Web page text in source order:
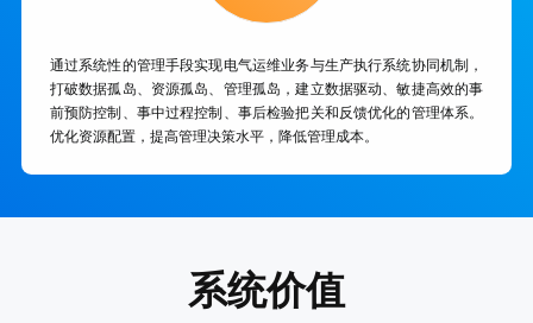
通过系统性的管理手段实现电气运维业务与生产执行系统协同机制，
打破数据孤岛、资源孤岛、管理孤岛，建立数据驱动、敏捷高效的事
前预防控制、事中过程控制、事后检验把关和反馈优化的管理体系。
优化资源配置，提高管理决策水平，降低管理成本。
系统价值